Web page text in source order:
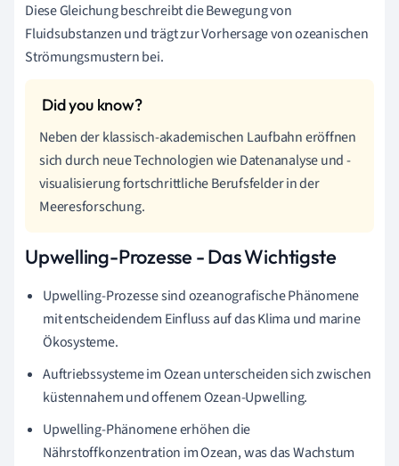
Diese Gleichung beschreibt die Bewegung von
Fluidsubstanzen und trägt zur Vorhersage von ozeanischen
Strömungsmustern bei.
Neben der klassisch-akademischen Laufbahn eröffnen
sich durch neue Technologien wie Datenanalyse und -
visualisierung fortschrittliche Berufsfelder in der
Meeresforschung.
Upwelling-Prozesse - Das Wichtigste
Upwelling-Prozesse sind ozeanografische Phänomene
mit entscheidendem Einfluss auf das Klima und marine
Ökosysteme.
Auftriebssysteme im Ozean unterscheiden sich zwischen
küstennahem und offenem Ozean-Upwelling.
Upwelling-Phänomene erhöhen die
Nährstoffkonzentration im Ozean, was das Wachstum